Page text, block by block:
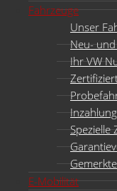
Fahrzeuge
Unser
Neu-
Ihr VW
Spezielle
E-Mobilität